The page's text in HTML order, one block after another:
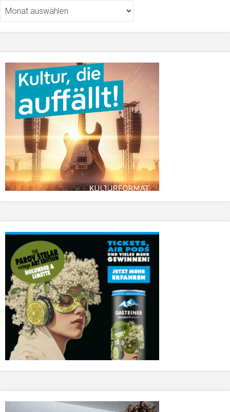
Archiv